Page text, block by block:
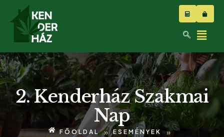
2. Kenderház Szakmai
Nap
FŐOLDAL » ESEMÉNYEK »